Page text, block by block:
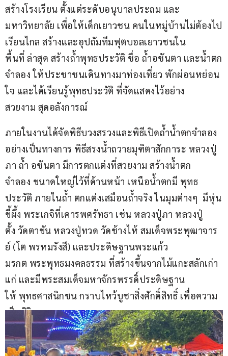
สร้างโรงเรียน ตั้งแต่ระดับอนุบาลประถม และ
มหาวิทยาลัย เพื่อให้เด็กเยาวชน คนในหมู่บ้านไม่ต้องไป
เรียนไกล สร้างและอุปถัมทีมฟุตบอลเยาวชนใน
พื้นที่ ล่าสุด สร้างถ้ำพุทธประวัติ ชื่อ ถ้ำอชันตา และน้ำตก
จำลอง ให้ประชาชนเดินทางมาท่องเที่ยว พักผ่อนหย่อน
ใจ และได้เรียนรู้พุทธประวัติ ที่จัดแสดงไว้อย่าง
สวยงาม สุดอลังการณ์
ภายในงานได้จัดพิธีบวงสรวงและพิธีเปิดถ้ำน้ำตกจำลอง
อย่างเป็นทางการ พิธีสรงน้ำถวายมุฑิตาสักการะ หลวงปู่
ภา ถ้ำ อชันตา มีการตกแต่งที่สวยงาม สร้างน้ำตก
จำลอง ขนาดใหญ่ไว้ที่ด้านหน้า เหนือน้ำตกมี พุทธ
ประวัติ ภายในถ้ำ ตกแต่งเสมือนถ้ำจริง ในมุมต่างๆ  มีหุ่น
ขี้ผึ้ง พระเกจิที่เคารพศรัทธา เช่น หลวงปู่ภา หลวงปู่
ตั้ง วัดตาขัน หลวงปู่ทวด วัดช้างไห้ สมเด็จพระพุฒาจาร
ย์ (โต พรหมรังสี) และประดิษฐานพระแก้ว
มรกต พระพุทธมงคลธรรม ที่สร้างขึ้นจากไม้แกะสลักเก่า
แก่ และมีพระสมเด็จมหาจักรพรรดิ์ประดิษฐาน
ให้ พุทธศาสนิกชน กราบไหว้บูชาสิ่งศักดิ์สิทธิ์ เพื่อความ
เป็นสิริมงคล